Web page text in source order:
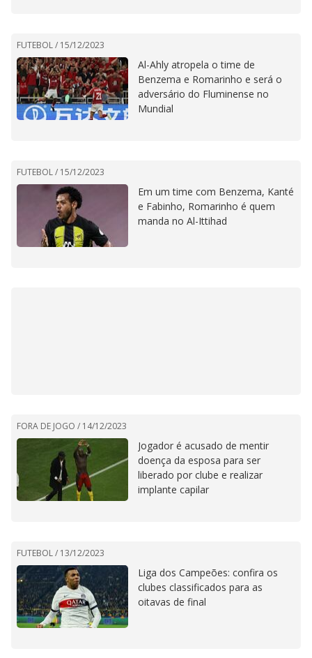
FUTEBOL / 15/12/2023
Al-Ahly atropela o time de
Benzema e Romarinho e será o
adversário do Fluminense no
Mundial
FUTEBOL / 15/12/2023
Em um time com Benzema, Kanté
e Fabinho, Romarinho é quem
manda no Al-Ittihad
FORA DE JOGO / 14/12/2023
Jogador é acusado de mentir
doença da esposa para ser
liberado por clube e realizar
implante capilar
FUTEBOL / 13/12/2023
Liga dos Campeões: confira os
clubes classificados para as
oitavas de final